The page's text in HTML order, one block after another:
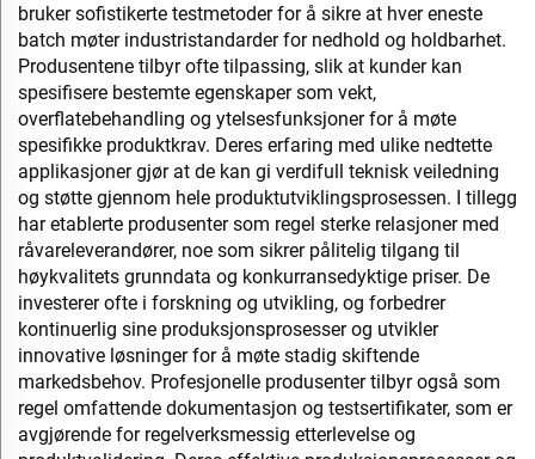
bruker sofistikerte testmetoder for å sikre at hver eneste
batch møter industristandarder for nedhold og holdbarhet.
Produsentene tilbyr ofte tilpassing, slik at kunder kan
spesifisere bestemte egenskaper som vekt,
overflatebehandling og ytelsesfunksjoner for å møte
spesifikke produktkrav. Deres erfaring med ulike nedtette
applikasjoner gjør at de kan gi verdifull teknisk veiledning
og støtte gjennom hele produktutviklingsprosessen. I tillegg
har etablerte produsenter som regel sterke relasjoner med
råvareleverandører, noe som sikrer pålitelig tilgang til
høykvalitets grunndata og konkurransedyktige priser. De
investerer ofte i forskning og utvikling, og forbedrer
kontinuerlig sine produksjonsprosesser og utvikler
innovative løsninger for å møte stadig skiftende
markedsbehov. Profesjonelle produsenter tilbyr også som
regel omfattende dokumentasjon og testsertifikater, som er
avgjørende for regelverksmessig etterlevelse og